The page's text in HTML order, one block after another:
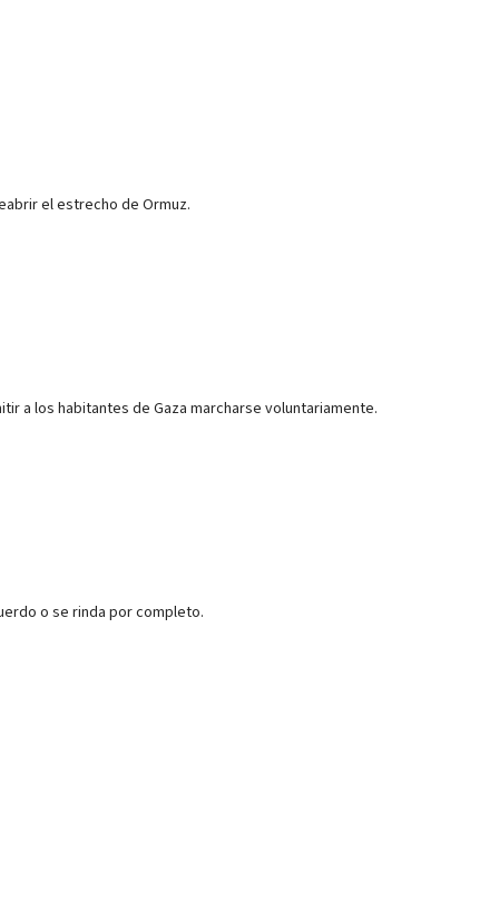
el estrecho de Ormuz.
a los habitantes de Gaza marcharse voluntariamente.
o se rinda por completo.